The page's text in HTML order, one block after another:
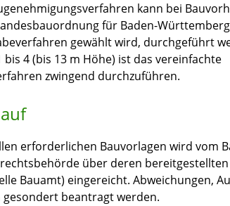
kann bei
für Baden-
gewählt wird, durchgeführt
bis 4 (bis 13 m Höhe) ist das vereinfachte
zwingend durchzuführen.
erforderlichen Bauvorlagen wird vom
über deren
Bauamt) eingereicht. Abweichungen,
gesondert beantragt werden.